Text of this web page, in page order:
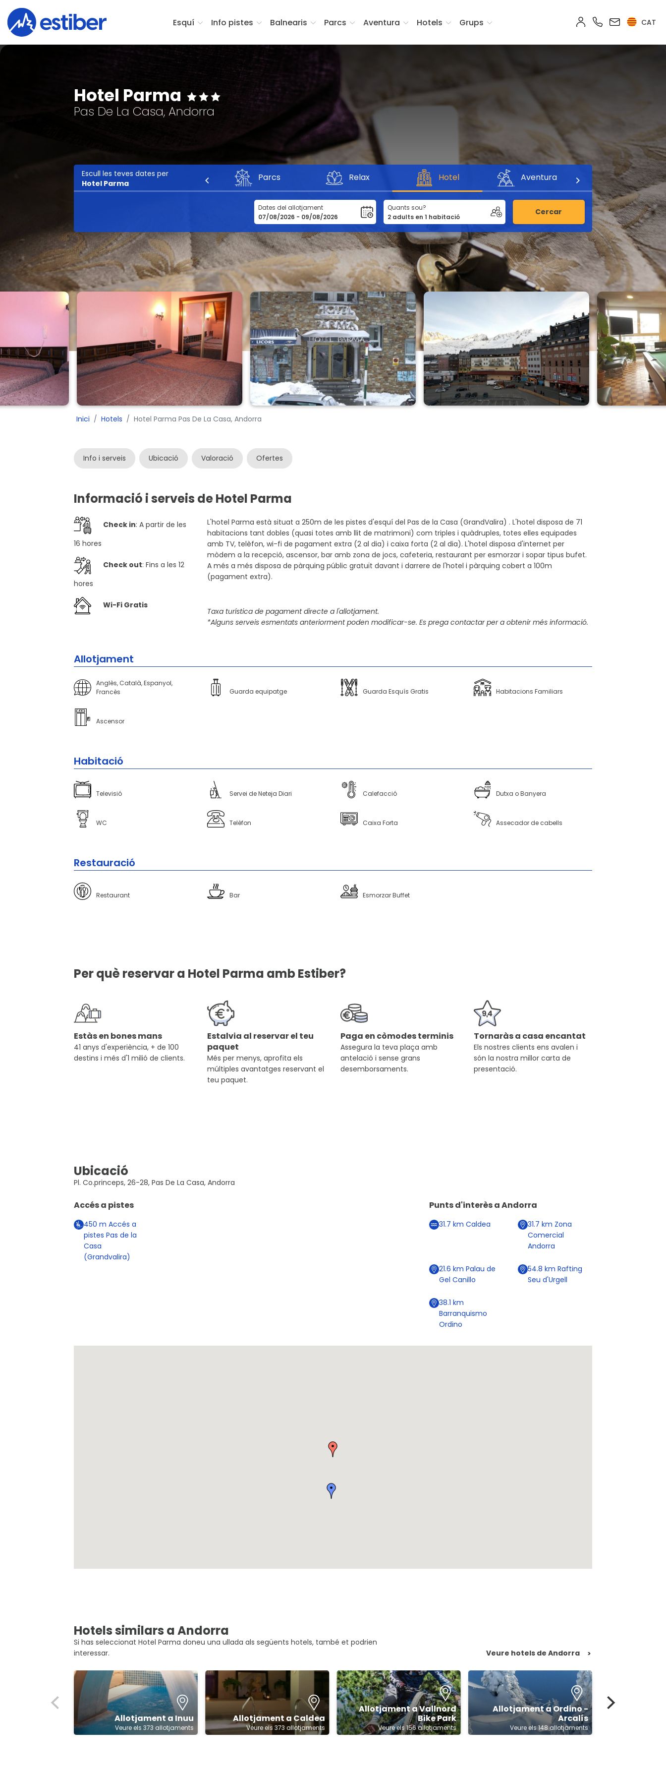
Esquí Info pistes Balnearis Parcs Aventura Hotels Grups CAT
Hotel Parma
Pas De La Casa, Andorra
Escull les teves dates per
Hotel Parma
Esquí Parcs Relax Hotel Aventura
Dates del allotjament Quants sou? Cercar
Inici Hotels Hotel Parma Pas De La Casa, Andorra
Info i serveis Ubicació Valoració Ofertes
Informació i serveis de Hotel Parma
Check in: A partir de les
16 hores
Check out: Fins a les 12
hores
Wi-Fi Gratis
L'hotel Parma està situat a 250m de les pistes d'esquí del Pas de la Casa (GrandValira) . L'hotel disposa de 71
habitacions tant dobles (quasi totes amb llit de matrimoni) com triples i quàdruples, totes elles equipades
amb TV, telèfon, wi-fi de pagament extra (2 al dia) i caixa forta (2 al dia). L'hotel disposa d'internet per
mòdem a la recepció, ascensor, bar amb zona de jocs, cafeteria, restaurant per esmorzar i sopar tipus bufet.
A més a més disposa de pàrquing públic gratuït davant i darrere de l'hotel i pàrquing cobert a 100m
(pagament extra).
Taxa turística de pagament directe a l'allotjament.
*Alguns serveis esmentats anteriorment poden modificar-se. Es prega contactar per a obtenir més informació.
Allotjament
Anglès, Català, Espanyol,
Francès
Guarda equipatge Guarda Esquís Gratis Habitacions Familiars
Ascensor
Habitació
Televisió Servei de Neteja Diari Calefacció Dutxa o Banyera
WC Telèfon Caixa Forta Assecador de cabells
Restauració
Restaurant Bar Esmorzar Buffet
Per què reservar a Hotel Parma amb Estiber?
Estàs en bones mans
41 anys d'experiència, + de 100
destins i més d'1 milió de clients.
Estalvia al reservar el teu
paquet
Més per menys, aprofita els
múltiples avantatges reservant el
teu paquet.
Paga en còmodes terminis
Assegura la teva plaça amb
antelació i sense grans
desemborsaments.
Tornaràs a casa encantat
Els nostres clients ens avalen i
són la nostra millor carta de
presentació.
Ubicació
Pl. Co.princeps, 26-28, Pas De La Casa, Andorra
Accés a pistes
450m Accés a
pistes Pas de la
Casa
(Grandvalira)
Punts d'interès aAndorra
31.7km Caldea 31.7km Zona
Comercial
Andorra
21.6km Palau de
Gel Canillo
54.8km Rafting
Seu d'Urgell
38.1km
Barranquismo
Ordino
Hotels similars a Andorra
Si has seleccionat Hotel Parma doneu una ullada als següents hotels, també et podrien
interessar.
Veure hotels de Andorra >
Allotjament a Inuu
Veure els 373 allotjaments
Allotjament a Caldea
Veure els 373 allotjaments
Allotjament a Vallnord
Bike Park
Veure els 156 allotjaments
Allotjament a Ordino -
Arcalís
Veure els 148 allotjaments